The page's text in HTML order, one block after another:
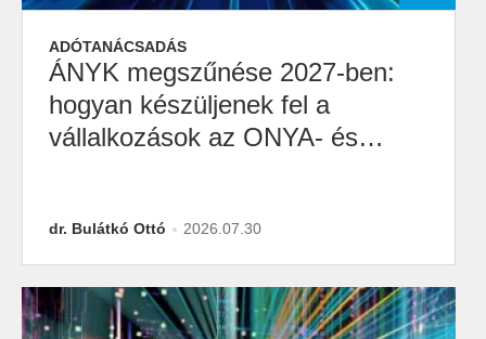
ADÓTANÁCSADÁS
ÁNYK megszűnése 2027-ben:
hogyan készüljenek fel a
vállalkozások az ONYA- és
dr. Bulátkó Ottó 2026.07.30